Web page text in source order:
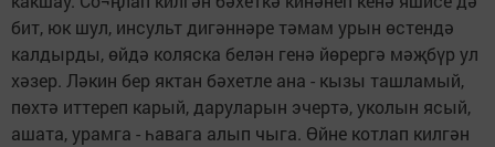
бит, юк шул, инсульт дигәннәре тәмам урын өстендә
калдырды, өйдә коляска белән генә йөрергә мәҗбүр ул
хәзер. Ләкин бер яктан бәхетле ана - кызы ташламый,
пөхтә иттереп карый, даруларын эчертә, уколын ясый,
ашата, урамга - һавага алып чыга. Өйне котлап килгән